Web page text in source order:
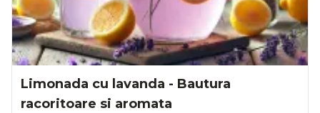
Limonada cu lavanda - Bautura
racoritoare si aromata